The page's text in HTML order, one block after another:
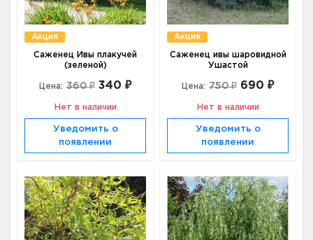
Акция
Саженец Ивы плакучей
(зеленой)
Цена: 360 ₽ 340 ₽
Нет в наличии
Уведомить о
появлении
Акция
Саженец ивы шаровидной
Ушастой
Цена: 750 ₽ 690 ₽
Нет в наличии
Уведомить о
появлении